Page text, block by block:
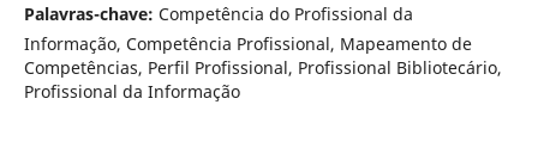
Palavras-chave: Competência do Profissional da
Informação, Competência Profissional, Mapeamento de
Competências, Perfil Profissional, Profissional Bibliotecário,
Profissional da Informação